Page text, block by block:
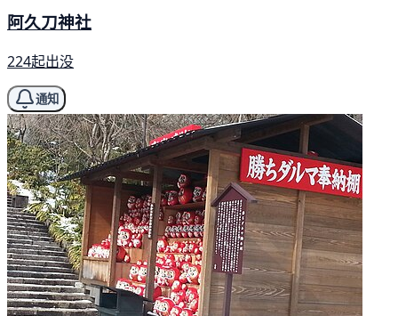
阿久刀神社
224起出没
通知